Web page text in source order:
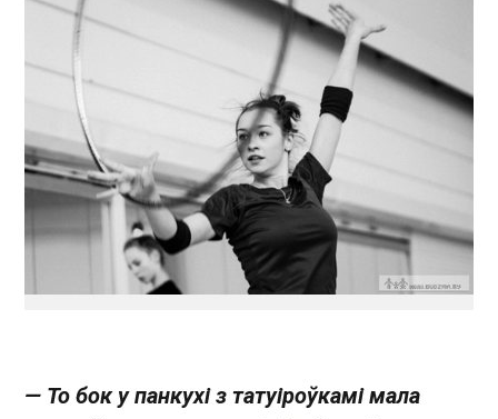
— То бок у панкухі з татуіроўкамі мала